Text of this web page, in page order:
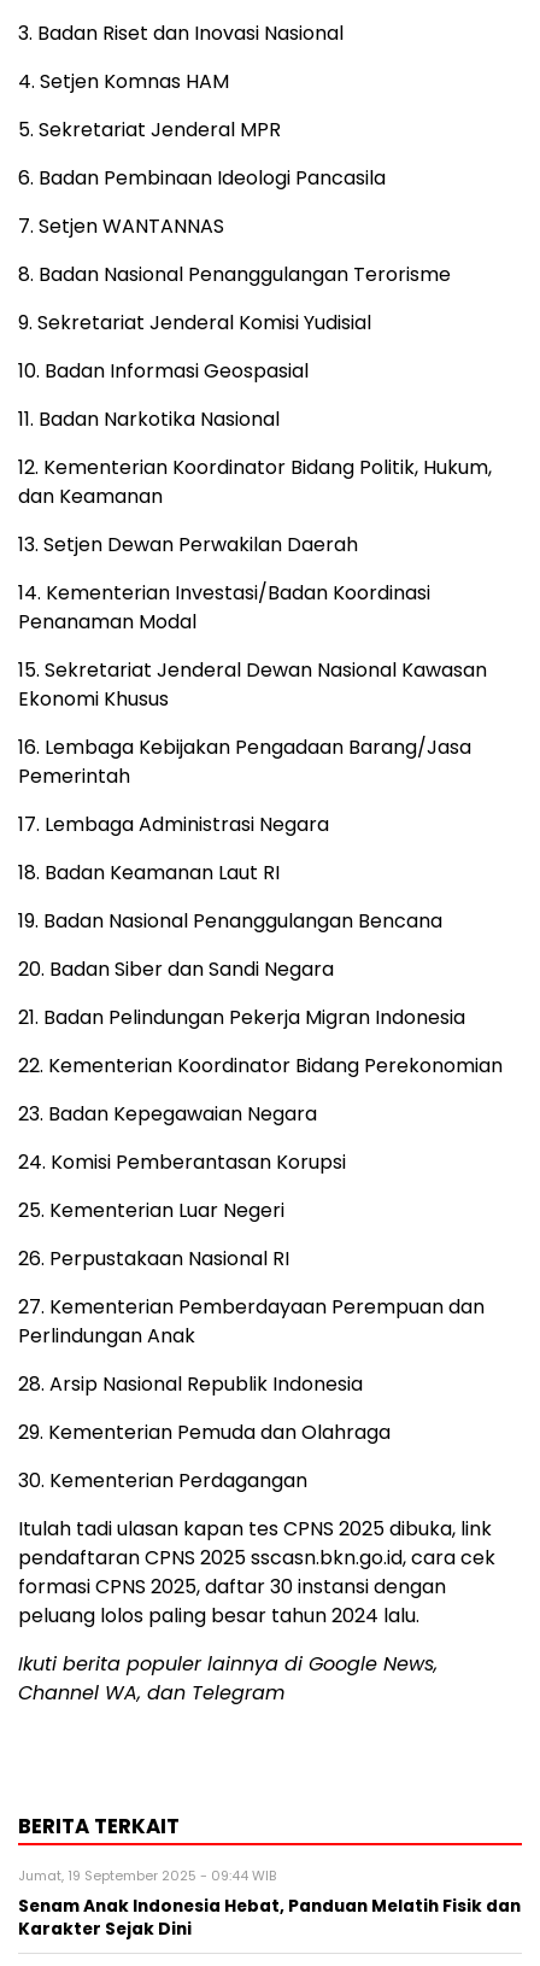
3. Badan Riset dan Inovasi Nasional
4. Setjen Komnas HAM
5. Sekretariat Jenderal MPR
6. Badan Pembinaan Ideologi Pancasila
7. Setjen WANTANNAS
8. Badan Nasional Penanggulangan Terorisme
9. Sekretariat Jenderal Komisi Yudisial
10. Badan Informasi Geospasial
11. Badan Narkotika Nasional
12. Kementerian Koordinator Bidang Politik, Hukum,
dan Keamanan
13. Setjen Dewan Perwakilan Daerah
14. Kementerian Investasi/Badan Koordinasi
Penanaman Modal
15. Sekretariat Jenderal Dewan Nasional Kawasan
Ekonomi Khusus
16. Lembaga Kebijakan Pengadaan Barang/Jasa
Pemerintah
17. Lembaga Administrasi Negara
18. Badan Keamanan Laut RI
19. Badan Nasional Penanggulangan Bencana
20. Badan Siber dan Sandi Negara
21. Badan Pelindungan Pekerja Migran Indonesia
22. Kementerian Koordinator Bidang Perekonomian
23. Badan Kepegawaian Negara
24. Komisi Pemberantasan Korupsi
25. Kementerian Luar Negeri
26. Perpustakaan Nasional RI
27. Kementerian Pemberdayaan Perempuan dan
Perlindungan Anak
28. Arsip Nasional Republik Indonesia
29. Kementerian Pemuda dan Olahraga
30. Kementerian Perdagangan
Itulah tadi ulasan kapan tes CPNS 2025 dibuka, link
pendaftaran CPNS 2025 sscasn.bkn.go.id, cara cek
formasi CPNS 2025, daftar 30 instansi dengan
peluang lolos paling besar tahun 2024 lalu.
Ikuti berita populer lainnya di Google News,
Channel WA, dan Telegram
BERITA TERKAIT
Jumat, 19 September 2025 - 09:44 WIB
Senam Anak Indonesia Hebat, Panduan Melatih Fisik dan
Karakter Sejak Dini